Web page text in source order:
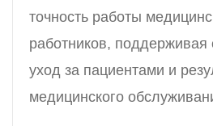
точность работы
работников,
уход за пациентами и
медицинского